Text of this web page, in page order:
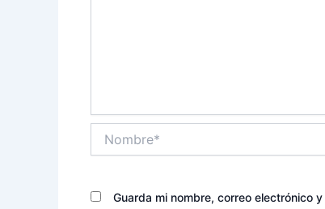
Guarda mi nombre, correo electrónico